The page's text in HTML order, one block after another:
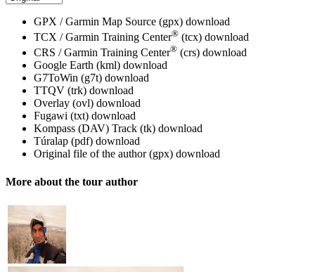
GPX / Garmin Map Source (gpx) download
TCX / Garmin Training Center® (tcx) download
CRS / Garmin Training Center® (crs) download
Google Earth (kml) download
G7ToWin (g7t) download
TTQV (trk) download
Overlay (ovl) download
Fugawi (txt) download
Kompass (DAV) Track (tk) download
Túralap (pdf) download
Original file of the author (gpx) download
More about the tour author